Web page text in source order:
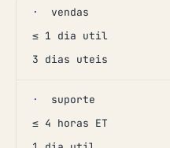
·
vendas
≤ 1 dia util
3 dias uteis
·
suporte
≤ 4 horas ET